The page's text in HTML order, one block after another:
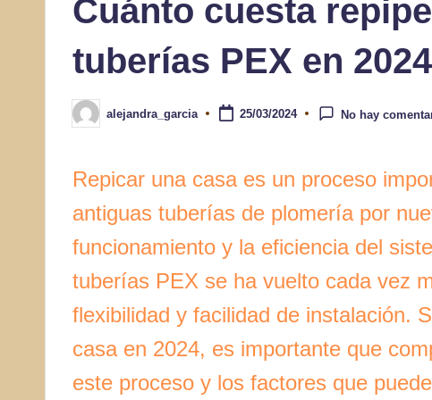
Cuánto cuesta
tuberías PEX en 2024
Publicadoalejandra_garcia 25/03/2024 No hay
Repicar una casa es un proceso
antiguas tuberías de plomería por
funcionamiento y la eficiencia del
tuberías PEX se ha vuelto cada vez
flexibilidad y facilidad de instalación.
casa en 2024, es importante que
este proceso y los factores que